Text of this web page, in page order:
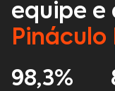
equipe e
98,3%